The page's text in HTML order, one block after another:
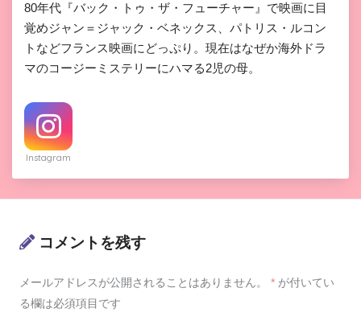
80年代『バック・トゥ・ザ・フューチャー』で映画に目
覚めジャン＝ジャック・ベネックス、パトリス・ルコン
トなどフランス映画にどっぷり。現在はなぜか海外ドラ
マのコージーミステリーにハマる2児の母。
Instagram
コメントを残す
メールアドレスが公開されることはありません。 * が付いてい
る欄は必須項目です